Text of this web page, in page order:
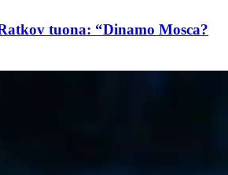
tuona: “Dinamo Mosca?